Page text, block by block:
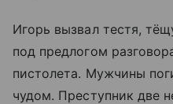
Игорь вызвал тестя,
под предлогом
пистолета. Мужчины
чудом. Преступник две